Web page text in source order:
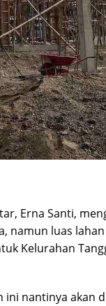
Erna Santi,
namun luas
Kelurahan
ini nantinya akan